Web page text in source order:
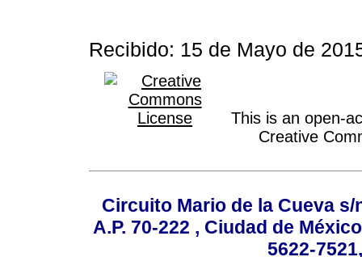
Recibido: 15 de Mayo de
This is an open-
Creative
Circuito Mario de la Cueva
A.P. 70-222 , Ciudad de
5622-